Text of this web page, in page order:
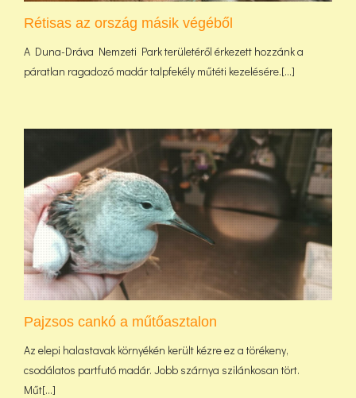
Rétisas az ország másik végéből
A Duna-Dráva Nemzeti Park területéről érkezett hozzánk a
páratlan ragadozó madár talpfekély műtéti kezelésére.[...]
Pajzsos cankó a műtőasztalon
Az elepi halastavak környékén került kézre ez a törékeny,
csodálatos partfutó madár. Jobb szárnya szilánkosan tört.
Műt[...]